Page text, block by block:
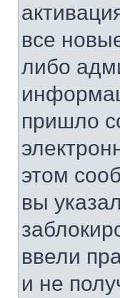
все
либо
пришло
этом
вы
ввели
и не